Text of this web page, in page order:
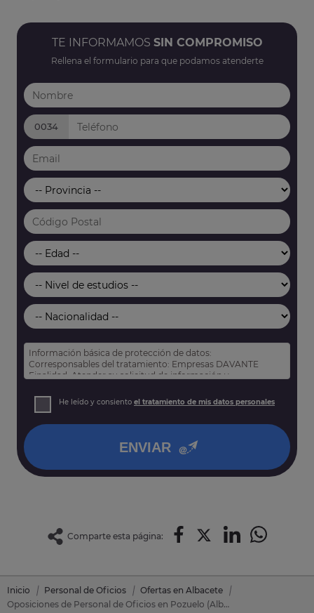
TE INFORMAMOS SIN COMPROMISO
Rellena el formulario para que podamos atenderte
0034
Información básica de protección de datos:
Corresponsables del tratamiento: Empresas DAVANTE
Finalidad: Atender su solicitud de información y
Derechos: Puede acceder, rectificar y suprimir sus datos,
así como otros derechos tal y como se explica en nuestra
He leído y consiento el tratamiento de mis datos personales
ENVIAR
Comparte esta página:
Inicio Personal de Oficios
Ofertas en Albacete
Oposiciones de Personal de Oficios en Pozuelo (Albacete)